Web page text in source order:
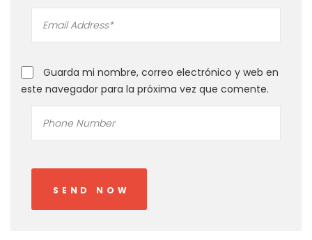
Guarda mi nombre, correo electrónico y web en
este navegador para la próxima vez que comente.